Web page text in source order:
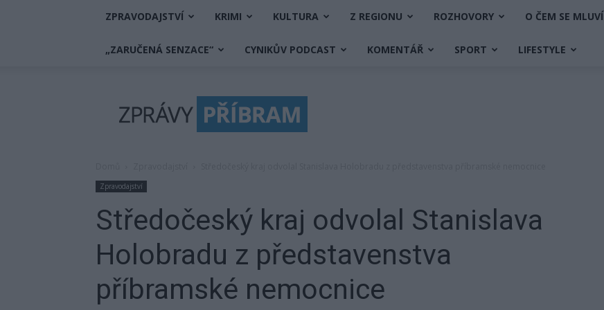
ZPRAVODAJSTVÍ KRIMI KULTURA Z REGIONU ROZHOVORY O ČEM SE MLUVÍ
„ZARUČENÁ SENZACE“ CYNIKŮV PODCAST KOMENTÁŘ SPORT LIFESTYLE
Příbram
Zpravodajství
Středočeský kraj odvolal Stanislava
Holobradu z představenstva
příbramské nemocnice